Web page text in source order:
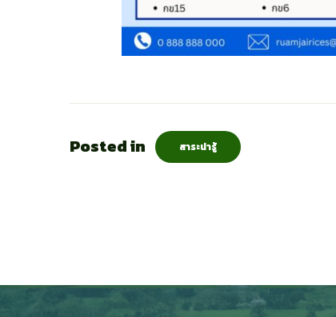
Posted in สาระน่ารู้